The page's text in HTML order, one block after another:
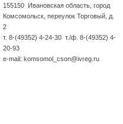
155150 Ивановская область, город
Комсомольск, переулок Торговый, д.
2
т. 8-(49352) 4-24-30 т./ф. 8-(49352) 4-
20-93
e-mail: komsomol_cson@ivreg.ru